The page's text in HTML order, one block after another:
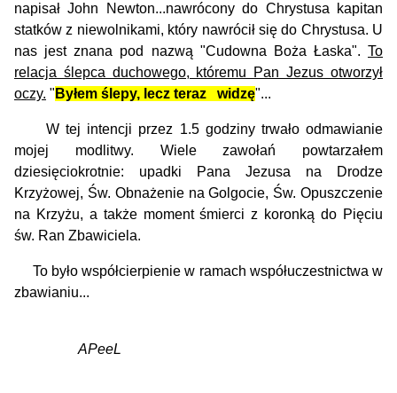
napisał John Newton...nawrócony do Chrystusa kapitan
statków z niewolnikami, który nawrócił się do Chrystusa. U
nas jest znana pod nazwą "Cudowna Boża Łaska". To
relacja ślepca duchowego, któremu Pan Jezus otworzył
oczy. " Byłem ślepy, lecz teraz widzę"...
W tej intencji przez 1.5 godziny trwało odmawianie
mojej modlitwy. Wiele zawołań powtarzałem
dziesięciokrotnie: upadki Pana Jezusa na Drodze
Krzyżowej, Św. Obnażenie na Golgocie, Św. Opuszczenie
na Krzyżu, a także moment śmierci z koronką do Pięciu
św. Ran Zbawiciela.
To było współcierpienie w ramach współuczestnictwa w
zbawianiu...
APeeL